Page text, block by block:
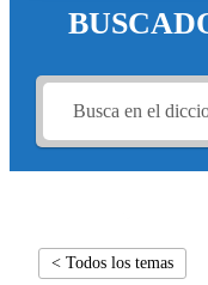
< Todos los temas